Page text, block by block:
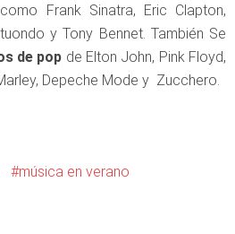
Frank Sinatra, Eric Clapton,
y Tony Bennet. También Se
de pop de Elton John, Pink Floyd,
Depeche Mode y Zucchero.
música en verano